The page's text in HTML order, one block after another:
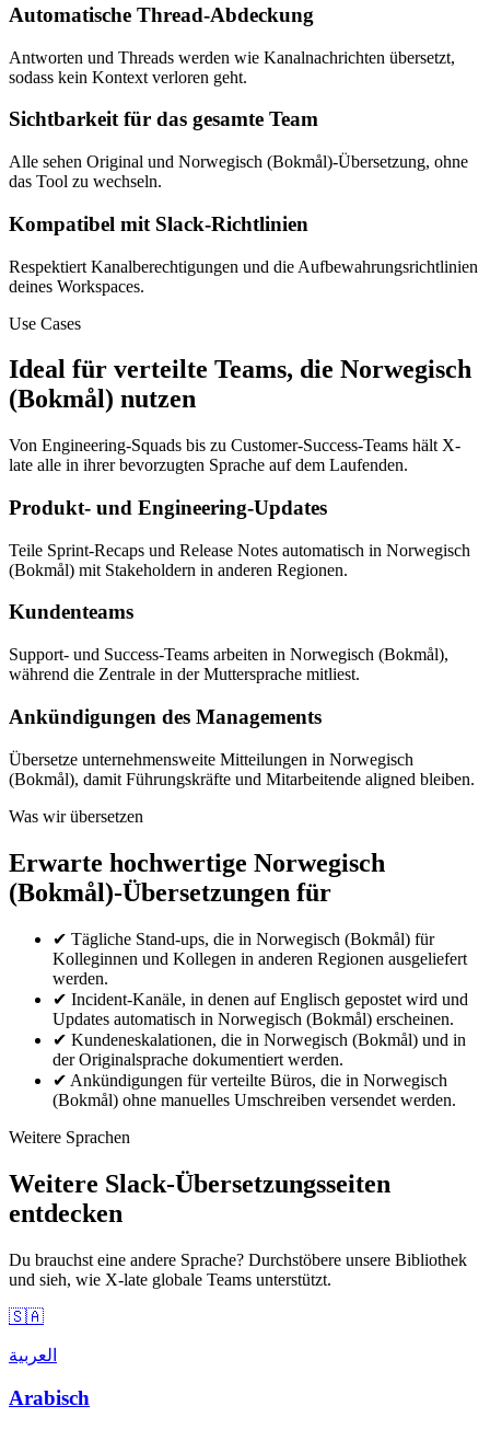
Automatische Thread-Abdeckung
Antworten und Threads werden wie Kanalnachrichten übersetzt,
sodass kein Kontext verloren geht.
Sichtbarkeit für das gesamte Team
Alle sehen Original und Norwegisch (Bokmål)-Übersetzung, ohne
das Tool zu wechseln.
Kompatibel mit Slack-Richtlinien
Respektiert Kanalberechtigungen und die Aufbewahrungsrichtlinien
deines Workspaces.
Use Cases
Ideal für verteilte Teams, die Norwegisch
(Bokmål) nutzen
Von Engineering-Squads bis zu Customer-Success-Teams hält X-
late alle in ihrer bevorzugten Sprache auf dem Laufenden.
Produkt- und Engineering-Updates
Teile Sprint-Recaps und Release Notes automatisch in Norwegisch
(Bokmål) mit Stakeholdern in anderen Regionen.
Kundenteams
Support- und Success-Teams arbeiten in Norwegisch (Bokmål),
während die Zentrale in der Muttersprache mitliest.
Ankündigungen des Managements
Übersetze unternehmensweite Mitteilungen in Norwegisch
(Bokmål), damit Führungskräfte und Mitarbeitende aligned bleiben.
Was wir übersetzen
Erwarte hochwertige Norwegisch
(Bokmål)-Übersetzungen für
✔ Tägliche Stand-ups, die in Norwegisch (Bokmål) für
Kolleginnen und Kollegen in anderen Regionen ausgeliefert
werden.
✔ Incident-Kanäle, in denen auf Englisch gepostet wird und
Updates automatisch in Norwegisch (Bokmål) erscheinen.
✔ Kundeneskalationen, die in Norwegisch (Bokmål) und in
der Originalsprache dokumentiert werden.
✔ Ankündigungen für verteilte Büros, die in Norwegisch
(Bokmål) ohne manuelles Umschreiben versendet werden.
Weitere Sprachen
Weitere Slack-Übersetzungsseiten
entdecken
Du brauchst eine andere Sprache? Durchstöbere unsere Bibliothek
und sieh, wie X-late globale Teams unterstützt.
🇸🇦
العربية
Arabisch